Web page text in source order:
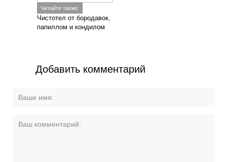
Читайте также:
Чистотел от бородавок,
папиллом и кондилом
Добавить комментарий